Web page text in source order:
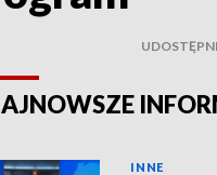
INNE